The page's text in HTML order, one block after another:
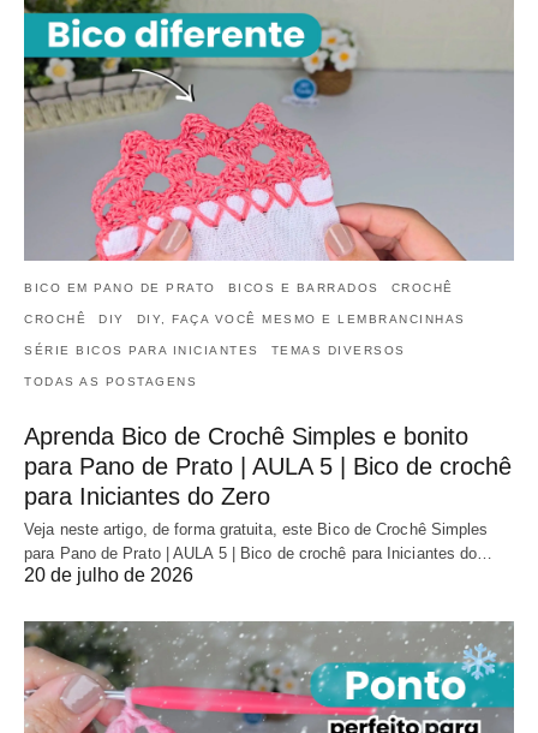
BICO EM PANO DE PRATO BICOS E BARRADOS CROCHÊ
CROCHÊ DIY DIY, FAÇA VOCÊ MESMO E LEMBRANCINHAS
SÉRIE BICOS PARA INICIANTES TEMAS DIVERSOS
TODAS AS POSTAGENS
Aprenda Bico de Crochê Simples e bonito
para Pano de Prato | AULA 5 | Bico de crochê
para Iniciantes do Zero
Veja neste artigo, de forma gratuita, este Bico de Crochê Simples
para Pano de Prato | AULA 5 | Bico de crochê para Iniciantes do…
20 de julho de 2026